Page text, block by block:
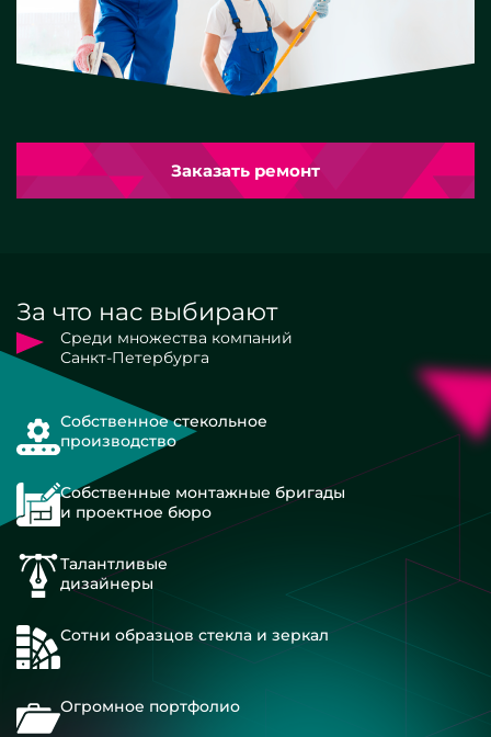
Заказать ремонт
За что нас выбирают
Среди множества компаний
Санкт-Петербурга
Собственное стекольное
производство
Собственные монтажные бригады
и проектное бюро
Талантливые
дизайнеры
Сотни образцов стекла и зеркал
Огромное портфолио